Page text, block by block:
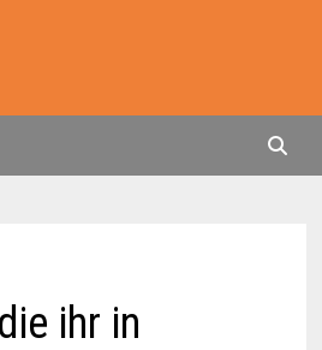
ihr in